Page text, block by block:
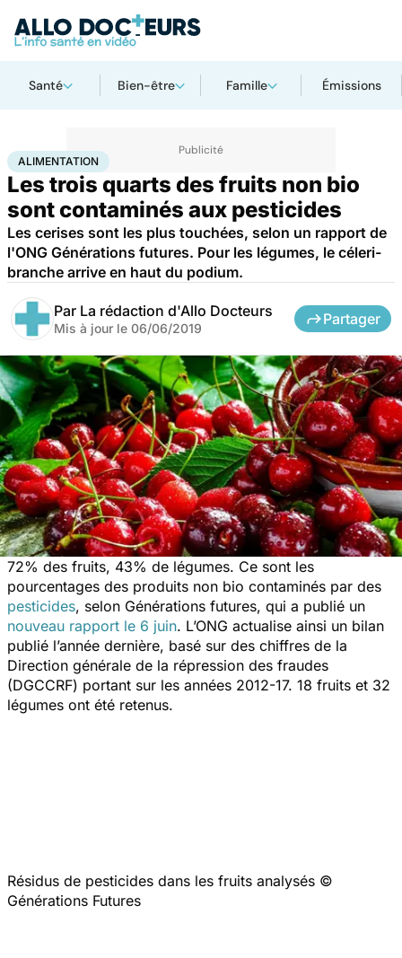
Santé Bien-être Famille Émissions
AccueilBien-être Nutrition Alimentation
ALIMENTATION
Les trois quarts des fruits non bio
sont contaminés aux pesticides
Les cerises sont les plus touchées, selon un rapport de
l'ONG Générations futures. Pour les légumes, le céleri-
branche arrive en haut du podium.
Par La rédaction d'Allo Docteurs
Mis à jour le 06/06/2019
Partager
72% des fruits, 43% de légumes. Ce sont les
pourcentages des produits non bio contaminés par des
pesticides, selon Générations futures, qui a publié un
nouveau rapport le 6 juin. L’ONG actualise ainsi un bilan
publié l’année dernière, basé sur des chiffres de la
Direction générale de la répression des fraudes
(DGCCRF) portant sur les années 2012-17. 18 fruits et 32
légumes ont été retenus.
Résidus de pesticides dans les fruits analysés ©
Générations Futures